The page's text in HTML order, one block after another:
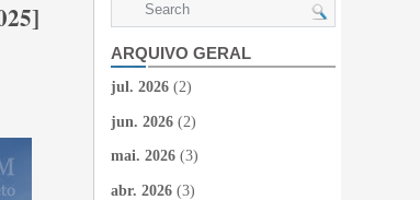
ARQUIVO GERAL
jul. 2026 (2)
jun. 2026 (2)
mai. 2026 (3)
abr. 2026 (3)